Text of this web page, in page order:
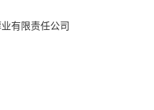
有限责任公司